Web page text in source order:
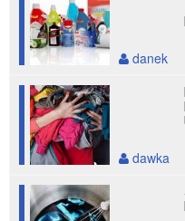
danek
dawka